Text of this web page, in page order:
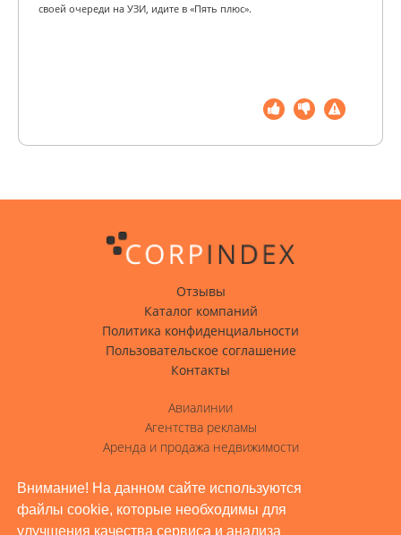
Внимание! На данном сайте используются
файлы cookie, которые необходимы для
улучшения качества сервиса и анализа
своей очереди на УЗИ, идите в «Пять плюс».
Отзывы
Каталог компаний
Политика конфиденциальности
Пользовательское соглашение
Контакты
Авиалинии
Агентства рекламы
Аренда и продажа недвижимости
Гостиницы, отели